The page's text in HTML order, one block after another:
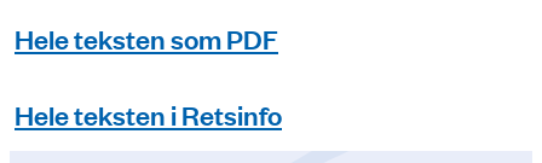
Hele teksten som PDF
Hele teksten i Retsinfo